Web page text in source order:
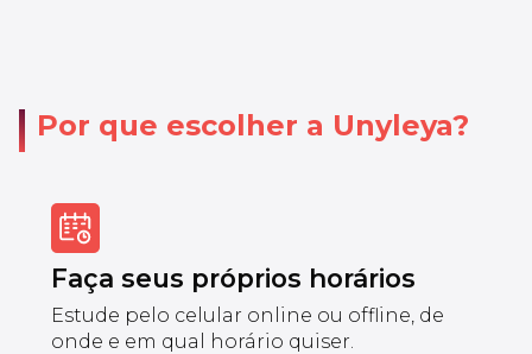
Por que escolher a Unyleya?
Faça seus próprios horários
Estude pelo celular online ou offline, de
onde e em qual horário quiser.